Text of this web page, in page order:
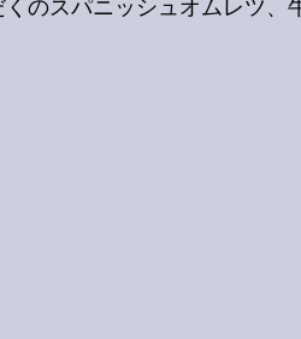
のスパニッシュオムレツ、